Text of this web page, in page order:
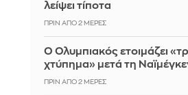
λείψει τίποτα
ΠΡΙΝ ΑΠΌ 2 ΜΈΡΕΣ
Ο Ολυμπιακός ετοιμάζει
χτύπημα» μετά τη
ΠΡΙΝ ΑΠΌ 2 ΜΈΡΕΣ